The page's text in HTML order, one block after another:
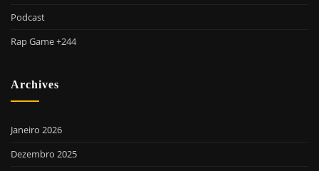
Podcast
Rap Game +244
Archives
Janeiro 2026
Dezembro 2025